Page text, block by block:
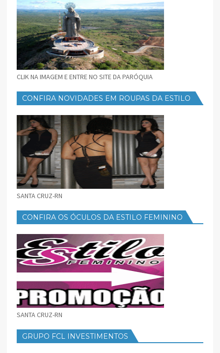
CLIK NA IMAGEM E ENTRE NO SITE DA PARÓQUIA
CONFIRA NOVIDADES EM ROUPAS DA ESTILO
SANTA CRUZ-RN
CONFIRA OS ÓCULOS DA ESTILO FEMININO
SANTA CRUZ-RN
GRUPO FCL INVESTIMENTOS